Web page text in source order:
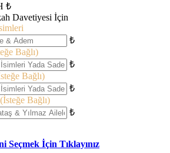
₺
Davetiyesi İçin
₺
Bağlı)
₺
Bağlı)
₺
Bağlı)
₺
Seçmek İçin Tıklayınız